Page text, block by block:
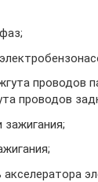
проводов
проводов